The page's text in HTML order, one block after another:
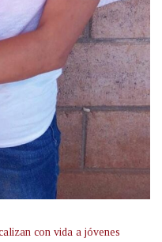
con vida a jóvenes